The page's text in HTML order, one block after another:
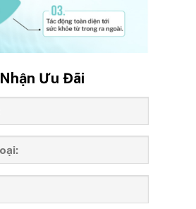
Nhận Ưu Đãi